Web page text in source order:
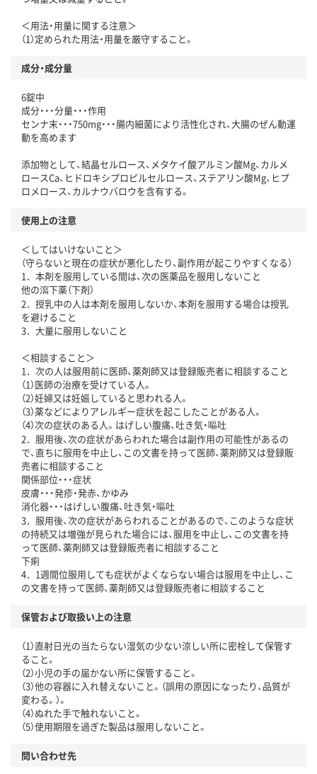
＜用法・用量に関する注意＞
（1）定められた用法・用量を厳守すること。
成分・成分量
6錠中
成分・・・分量・・・作用
センナ末・・・750mg・・・腸内細菌により活性化され、大腸のぜん動運
動を高めます
添加物として、結晶セルロース、メタケイ酸アルミン酸Mg、カルメ
ロースCa、ヒドロキシプロピルセルロース、ステアリン酸Mg、ヒプ
ロメロース、カルナウバロウを含有する。
使用上の注意
＜してはいけないこと＞
（守らないと現在の症状が悪化したり、副作用が起こりやすくなる）
1．本剤を服用している間は、次の医薬品を服用しないこと
他の瀉下薬（下剤）
2．授乳中の人は本剤を服用しないか、本剤を服用する場合は授乳
を避けること
3．大量に服用しないこと
＜相談すること＞
1．次の人は服用前に医師、薬剤師又は登録販売者に相談すること
（1）医師の治療を受けている人。
（2）妊婦又は妊娠していると思われる人。
（3）薬などによりアレルギー症状を起こしたことがある人。
（4）次の症状のある人。はげしい腹痛、吐き気・嘔吐
2．服用後、次の症状があらわれた場合は副作用の可能性があるの
で、直ちに服用を中止し、この文書を持って医師、薬剤師又は登録販
売者に相談すること
関係部位・・・症状
皮膚・・・発疹・発赤、かゆみ
消化器・・・はげしい腹痛、吐き気・嘔吐
3．服用後、次の症状があらわれることがあるので、このような症状
の持続又は増強が見られた場合には、服用を中止し、この文書を持
って医師、薬剤師又は登録販売者に相談すること
下痢
4．1週間位服用しても症状がよくならない場合は服用を中止し、こ
の文書を持って医師、薬剤師又は登録販売者に相談すること
保管および取扱い上の注意
（1）直射日光の当たらない湿気の少ない涼しい所に密栓して保管す
ること。
（2）小児の手の届かない所に保管すること。
（3）他の容器に入れ替えないこと。（誤用の原因になったり、品質が
変わる。）。
（4）ぬれた手で触れないこと。
（5）使用期限を過ぎた製品は服用しないこと。
問い合わせ先